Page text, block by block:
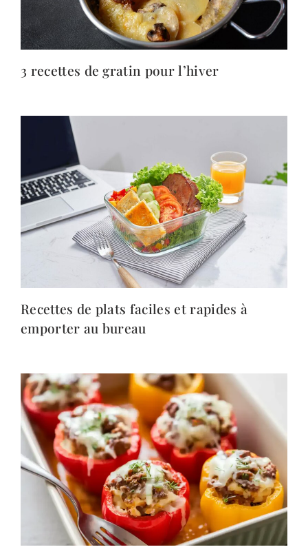
3 recettes de gratin pour l’hiver
Recettes de plats faciles et rapides à
emporter au bureau